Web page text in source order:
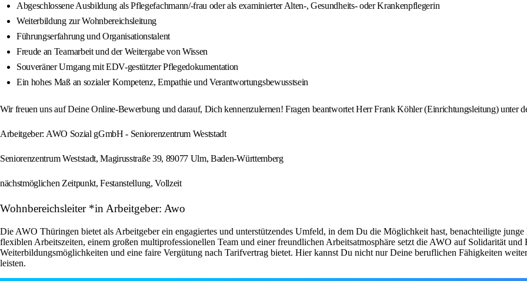
Abgeschlossene Ausbildung als Pflegefachmann/-frau oder als examinierter Alten-, Gesundheits- oder Krankenpflegerin
Weiterbildung zur Wohnbereichsleitung
Führungserfahrung und Organisationstalent
Freude an Teamarbeit und der Weitergabe von Wissen
Souveräner Umgang mit EDV-gestützter Pflegedokumentation
Ein hohes Maß an sozialer Kompetenz, Empathie und Verantwortungsbewusstsein
Wir freuen uns auf Deine Online-Bewerbung und darauf, Dich kennenzulernen! Fragen beantwortet Herr Frank Köhler (Einrichtungsleitung) unter
Arbeitgeber: AWO Sozial gGmbH - Seniorenzentrum Weststadt
Seniorenzentrum Weststadt, Magirusstraße 39, 89077 Ulm, Baden-Württemberg
nächstmöglichen Zeitpunkt, Festanstellung, Vollzeit
Wohnbereichsleiter *in Arbeitgeber: Awo
Die AWO Thüringen bietet als Arbeitgeber ein engagiertes und unterstützendes Umfeld, in dem Du die Möglichkeit hast, benachteiligte
flexiblen Arbeitszeiten, einem großen multiprofessionellen Team und einer freundlichen Arbeitsatmosphäre setzt die AWO auf Solidarität
Weiterbildungsmöglichkeiten und eine faire Vergütung nach Tarifvertrag bietet. Hier kannst Du nicht nur Deine beruflichen Fähigkeiten
leisten.